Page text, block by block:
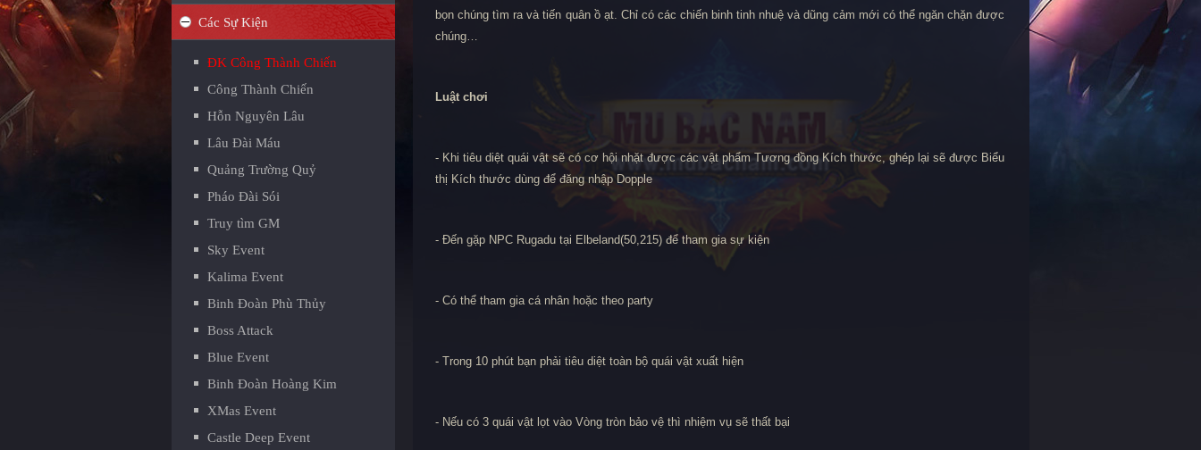
Các Sự Kiện
ĐK Công Thành Chiến
Công Thành Chiến
Hỗn Nguyên Lâu
Lâu Đài Máu
Quảng Trường Quỷ
Pháo Đài Sói
Truy tìm GM
Sky Event
Kalima Event
Binh Đoàn Phù Thủy
Boss Attack
Blue Event
Binh Đoàn Hoàng Kim
XMas Event
Castle Deep Event
bọn chúng tìm ra và tiến quân ồ ạt. Chỉ có các chiến binh tinh nhuệ và dũng cảm mới có thể ngăn chặn được
chúng…
Luật chơi
- Khi tiêu diệt quái vật sẽ có cơ hội nhặt được các vật phẩm Tương đồng Kích thước, ghép lại sẽ được Biểu
thị Kích thước dùng để đăng nhập Dopple
- Đến gặp NPC Rugadu tại Elbeland(50,215) để tham gia sự kiện
- Có thể tham gia cá nhân hoặc theo party
- Trong 10 phút bạn phải tiêu diệt toàn bộ quái vật xuất hiện
- Nếu có 3 quái vật lọt vào Vòng tròn bảo vệ thì nhiệm vụ sẽ thất bại